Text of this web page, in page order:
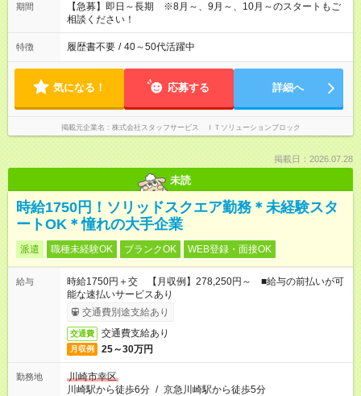
期間
【急募】即日～長期 ※8月～、9月～、10月～のスタートもご
相談ください！
特徴 履歴書不要 / 40～50代活躍中
気になる！ 応募する 詳細へ
掲載元企業名 株式会社スタッフサービス ＩＴソリューションブロック
掲載日：2026.07.28
未読
時給1750円！ソリッドスクエア勤務＊未経験スタ
ートOK＊憧れの大手企業
派遣 職種未経験OK ブランクOK WEB登録・面接OK
給与
時給1750円＋交 【月収例】278,250円～ ■給与の前払いが可
能な速払いサービスあり
交通費別途支給あり
交通費 交通費支給あり
月収例 25～30万円
勤務地
川崎市幸区
川崎駅から徒歩6分 / 京急川崎駅から徒歩5分